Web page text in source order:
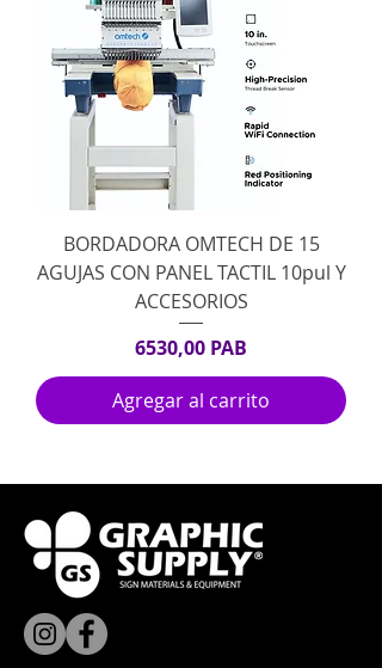
BORDADORA OMTECH DE 15
AGUJAS CON PANEL TACTIL 10pul Y
ACCESORIOS
Precio
6530,00 PAB
Agregar al carrito